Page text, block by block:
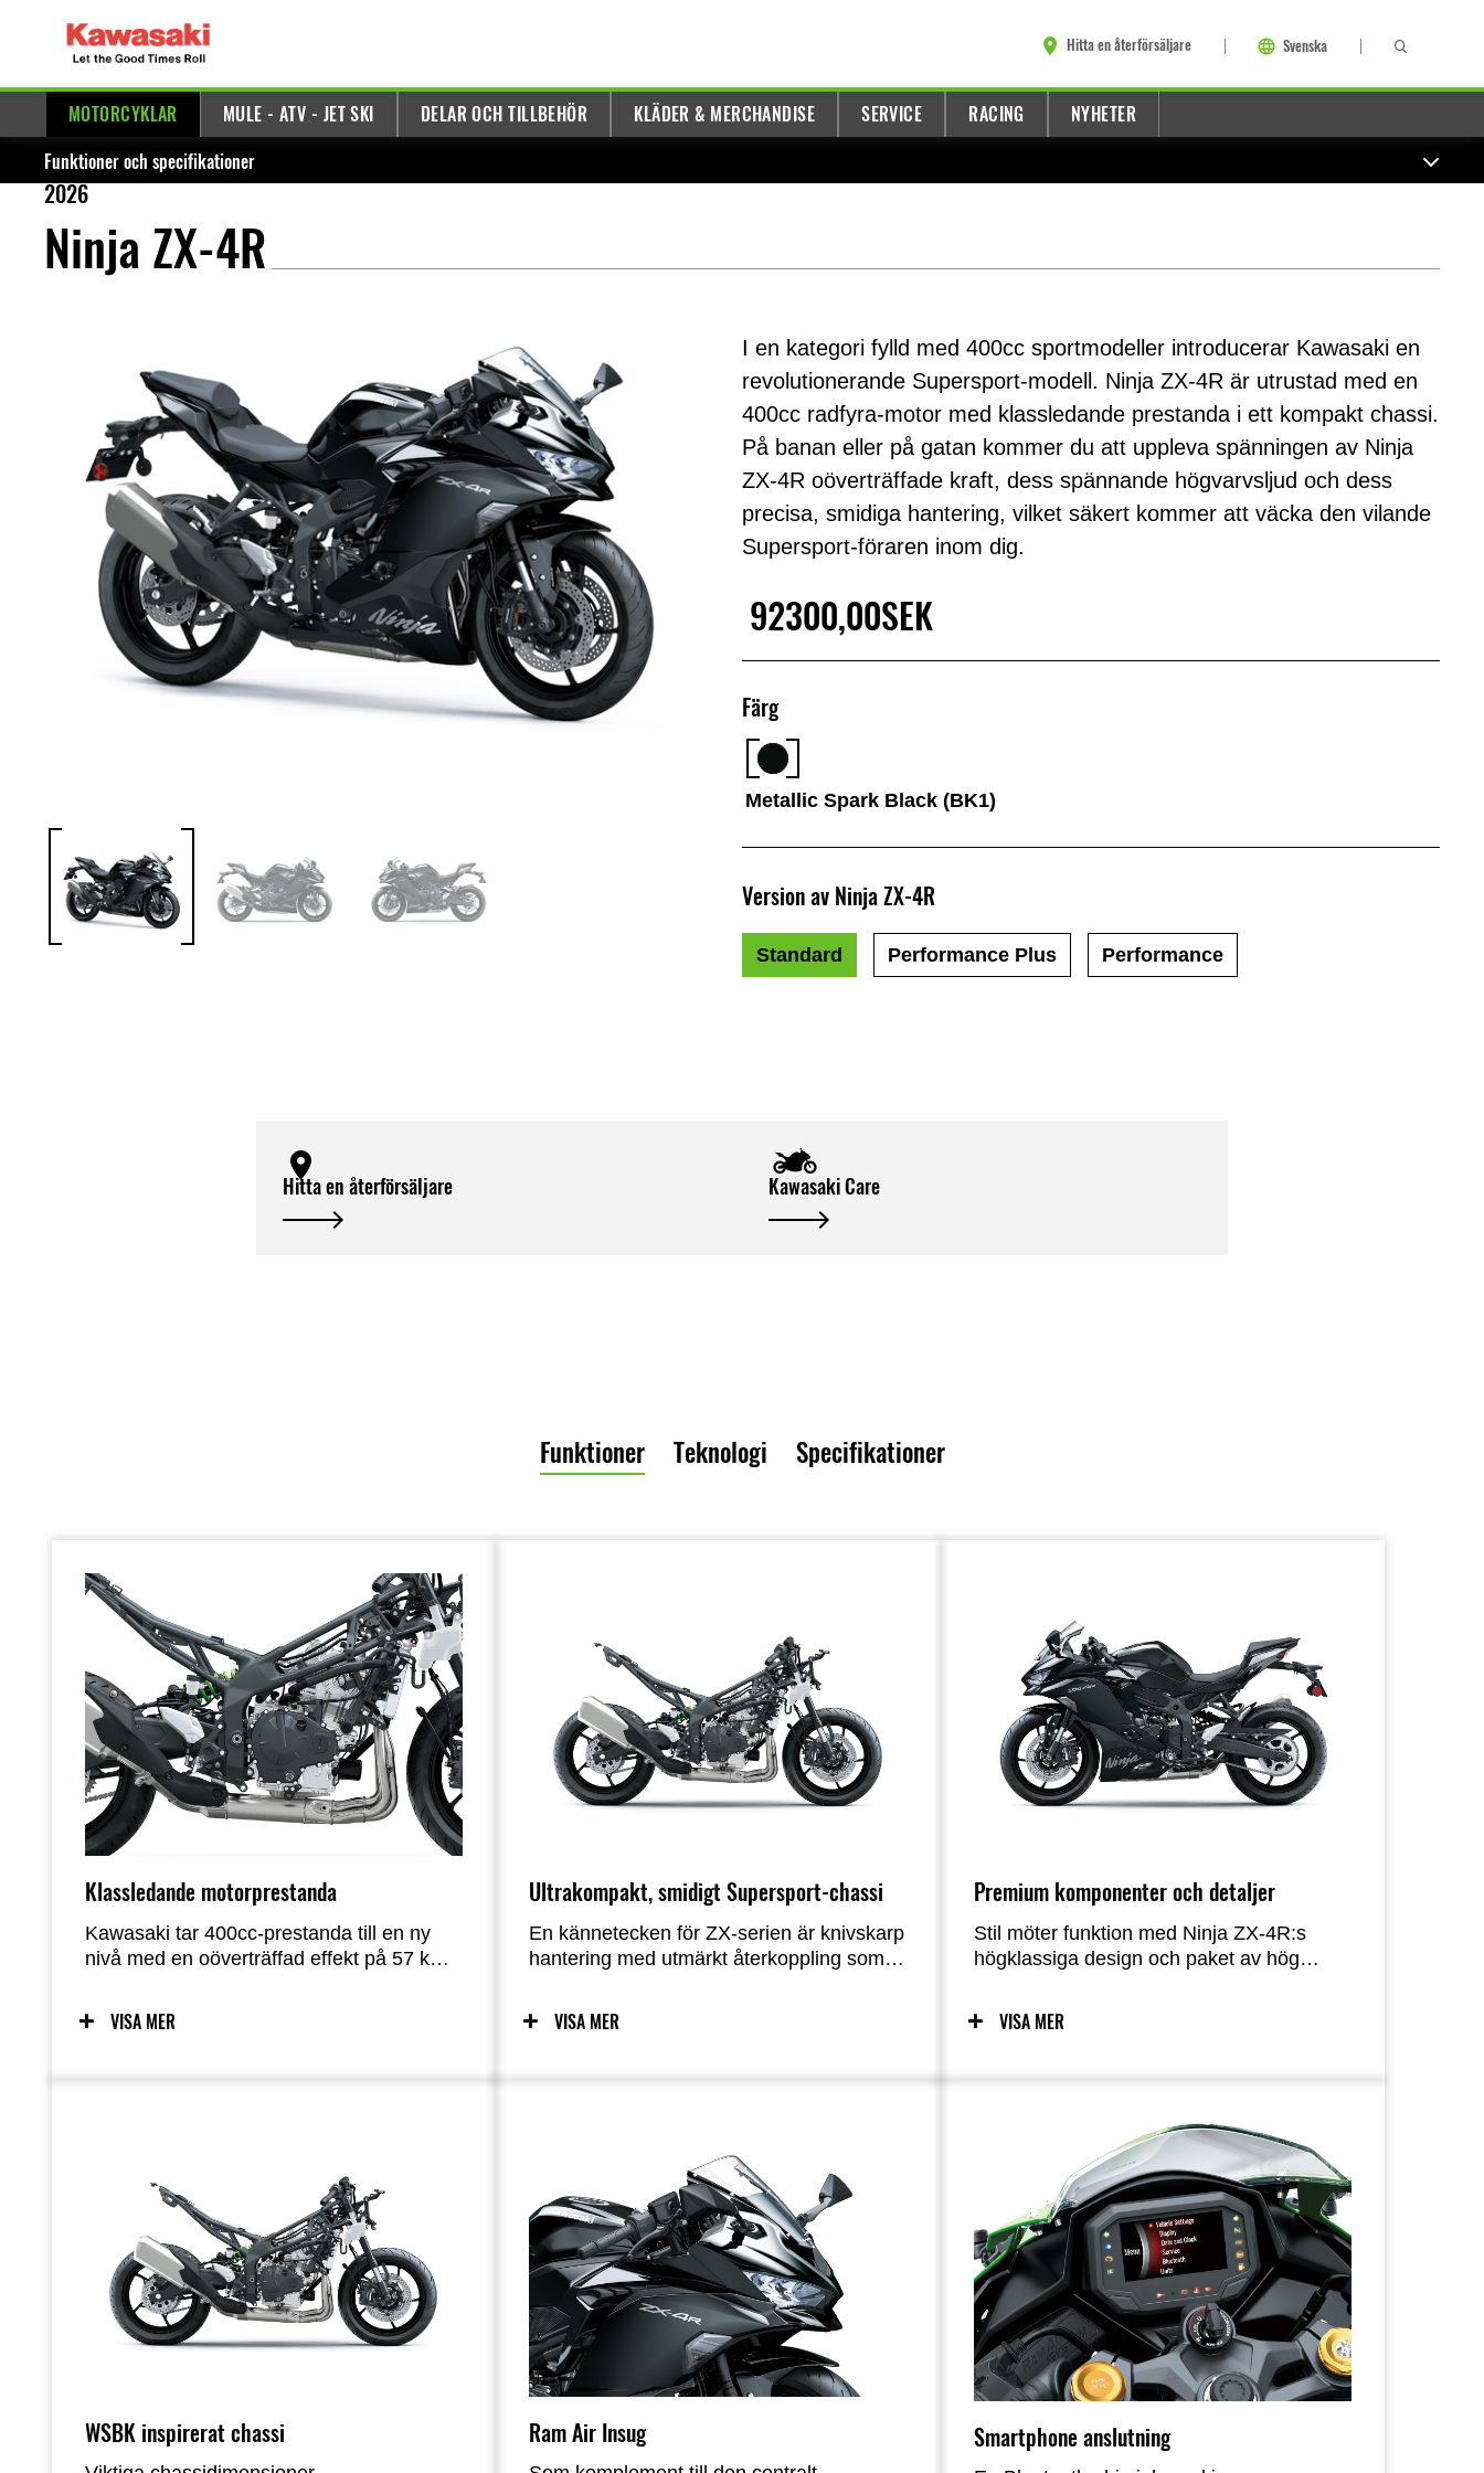
Hitta en återförsäljare Svenska
MOTORCYKLAR MULE - ATV - JET SKI DELAR OCH TILLBEHÖR KLÄDER & MERCHANDISE SERVICE RACING NYHETER
Funktioner och specifikationer
2026
Ninja ZX-4R
I en kategori fylld med 400cc sportmodeller introducerar Kawasaki en
revolutionerande Supersport-modell. Ninja ZX-4R är utrustad med en
400cc radfyra-motor med klassledande prestanda i ett kompakt chassi.
På banan eller på gatan kommer du att uppleva spänningen av Ninja
ZX-4R oöverträffade kraft, dess spännande högvarvsljud och dess
precisa, smidiga hantering, vilket säkert kommer att väcka den vilande
Supersport-föraren inom dig.
92300,00SEK
Färg
Metallic Spark Black (BK1)
Version av Ninja ZX-4R
Standard Performance Plus Performance
Hitta en återförsäljare Kawasaki Care
Funktioner Teknologi Specifikationer
Klassledande motorprestanda
Kawasaki tar 400cc-prestanda till en ny
nivå med en oöverträffad effekt på 57 kW
över 15 000 min⁻¹ förstärker körglädjen.
Den snabbt varvande motorn och den
sport- och bankörning. *JPN-spec
homologerad siffra uppmätt under fasta
förhållanden. Specifikationer kan variera
beroende på marknad. Värdet kan
påverkas av omgivningen och gäller inte
nödvändigtvis för varje enhet.
VISA MER
Ultrakompakt, smidigt Supersport-chassi
En kännetecken för ZX-serien är knivskarp
hantering med utmärkt återkoppling som
undantag. Detta härstammar direkt från
Kawasakis WorldSBK-racinginsatser och
VISA MER
Premium komponenter och detaljer
Stil möter funktion med Ninja ZX-4R:s
högklassiga design och paket av hög
kompletteras av premiumfunktioner som
TFT-färginstrumentering som ger tydlig
och på Ninja ZX-4R SE och ZX-4RR en
quick shifter för snabba och enkla
VISA MER
WSBK inspirerat chassi Ram Air Insug Smartphone anslutning